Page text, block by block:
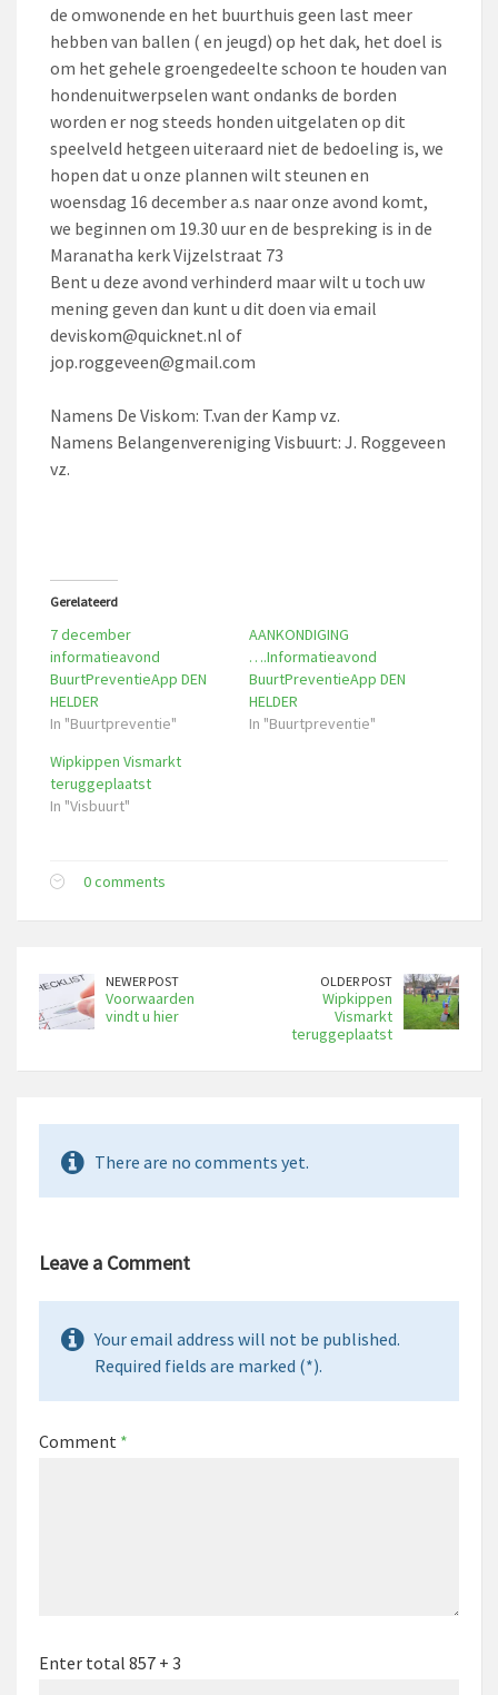
de omwonende en het buurthuis geen last meer
hebben van ballen ( en jeugd) op het dak, het doel is
om het gehele groengedeelte schoon te houden van
hondenuitwerpselen want ondanks de borden
worden er nog steeds honden uitgelaten op dit
speelveld hetgeen uiteraard niet de bedoeling is, we
hopen dat u onze plannen wilt steunen en
woensdag 16 december a.s naar onze avond komt,
we beginnen om 19.30 uur en de bespreking is in de
Maranatha kerk Vijzelstraat 73
Bent u deze avond verhinderd maar wilt u toch uw
mening geven dan kunt u dit doen via email
deviskom@quicknet.nl of
jop.roggeveen@gmail.com
Namens De Viskom: T.van der Kamp vz.
Namens Belangenvereniging Visbuurt: J. Roggeveen
vz.
Gerelateerd
7 december
informatieavond
BuurtPreventieApp DEN
HELDER
In "Buurtpreventie"
AANKONDIGING
….Informatieavond
BuurtPreventieApp DEN
HELDER
In "Buurtpreventie"
Wipkippen Vismarkt
teruggeplaatst
In "Visbuurt"
0 comments
NEWER POST
Voorwaarden
vindt u hier
OLDER POST
Wipkippen
Vismarkt
teruggeplaatst
There are no comments yet.
Leave a Comment
Your email address will not be published.
Required fields are marked (*).
Comment *
Enter total 857 + 3